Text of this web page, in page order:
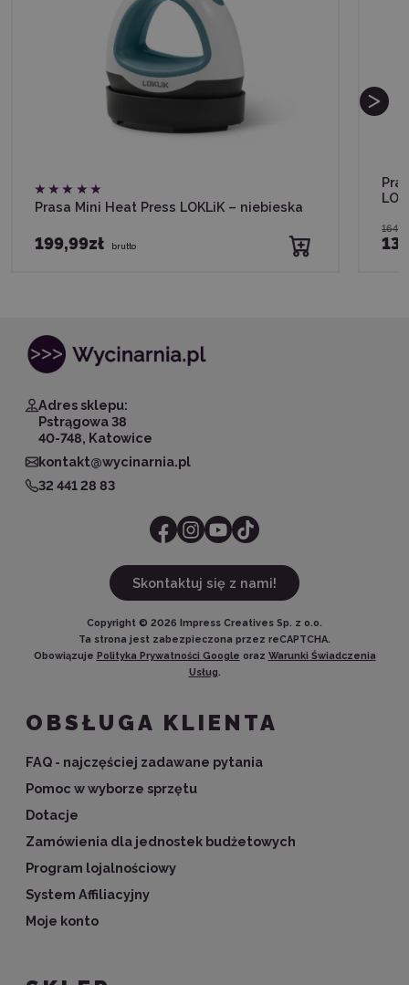
Prasa Mini Heat Press LOKLiK – niebieska
199,99zł brutto
Adres sklepu:
Pstrągowa 38
40-748, Katowice
kontakt@wycinarnia.pl
32 441 28 83
Skontaktuj się z nami!
Copyright © 2026 Impress Creatives Sp. z o.o.
Ta strona jest zabezpieczona przez reCAPTCHA.
Obowiązuje Polityka Prywatności Google oraz Warunki Świadczenia
Usług.
OBSŁUGA KLIENTA
FAQ - najczęściej zadawane pytania
Pomoc w wyborze sprzętu
Dotacje
Zamówienia dla jednostek budżetowych
Program lojalnościowy
System Affiliacyjny
Moje konto